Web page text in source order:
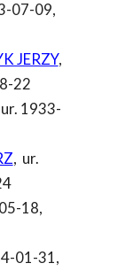
07-09,
JERZY,
22
ur. 1933-
, ur.
18,
01-31,